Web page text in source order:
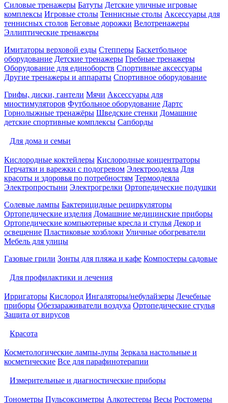
Силовые тренажеры Батуты Детские уличные игровые
комплексы Игровые столы Теннисные столы Аксессуары для
теннисных столов Беговые дорожки Велотренажеры
Эллиптические тренажеры
Имитаторы верховой езды Степперы Баскетбольное
оборудование Детские тренажеры Гребные тренажеры
Оборудование для единоборств Спортивные аксессуары
Другие тренажеры и аппараты Спортивное оборудование
Грифы, диски, гантели Мячи Аксессуары для
миостимуляторов Футбольное оборудование Дартс
Горнолыжные тренажёры Шведские стенки Домашние
детские спортивные комплексы Сапборды
Для дома и семьи
Кислородные коктейлеры Кислородные концентраторы
Перчатки и варежки с подогревом Электроодеяла Для
красоты и здоровья по потребностям Термоодеяла
Электропростыни Электрогрелки Ортопедические подушки
Солевые лампы Бактерицидные рециркуляторы
Ортопедические изделия Домашние медицинские приборы
Ортопедические компьютерные кресла и стулья Декор и
освещение Пластиковые хозблоки Уличные обогреватели
Мебель для улицы
Газовые грили Зонты для пляжа и кафе Компостеры садовые
Для профилактики и лечения
Ирригаторы Кислород Ингаляторы/небулайзеры Лечебные
приборы Обеззараживатели воздуха Ортопедические стулья
Защита от вирусов
Красота
Косметологические лампы-лупы Зеркала настольные и
косметические Все для парафинотерапии
Измерительные и диагностические приборы
Тонометры Пульсоксиметры Алкотестеры Весы Ростомеры